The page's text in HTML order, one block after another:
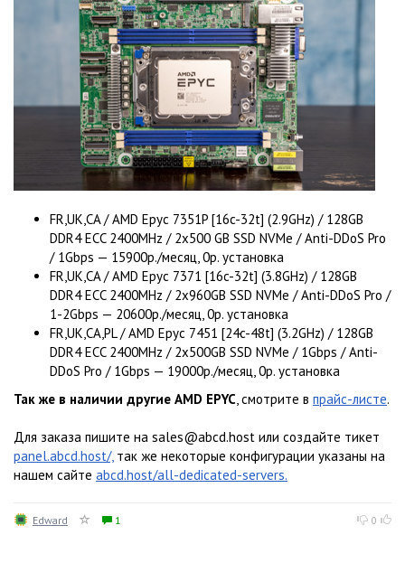
FR,UK,CA / AMD Epyc 7351P [16c-32t] (2.9GHz) / 128GB
DDR4 ECC 2400MHz / 2x500 GB SSD NVMe / Anti-DDoS Pro
/ 1Gbps — 15900р./месяц, 0р. установка
FR,UK,CA / AMD Epyc 7371 [16c-32t] (3.8GHz) / 128GB
DDR4 ECC 2400MHz / 2x960GB SSD NVMe / Anti-DDoS Pro /
1-2Gbps — 20600р./месяц, 0р. установка
FR,UK,CA,PL / AMD Epyc 7451 [24c-48t] (3.2GHz) / 128GB
DDR4 ECC 2400MHz / 2x500GB SSD NVMe / 1Gbps / Anti-
DDoS Pro / 1Gbps — 19000р./месяц, 0р. установка
Так же в наличии другие AMD EPYC, смотрите в прайс-листе.
Для заказа пишите на sales@abcd.host или создайте тикет
panel.abcd.host/,так же некоторые конфигурации указаны на
нашем сайте abcd.host/all-dedicated-servers.
Edward 1 0